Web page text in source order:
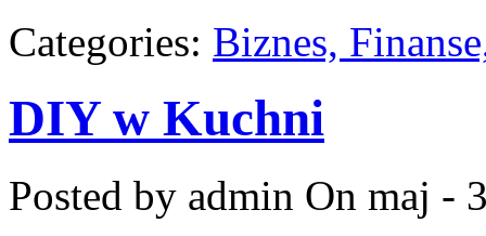
Categories: Biznes,
DIY w Kuchni
Posted by admin On maj -